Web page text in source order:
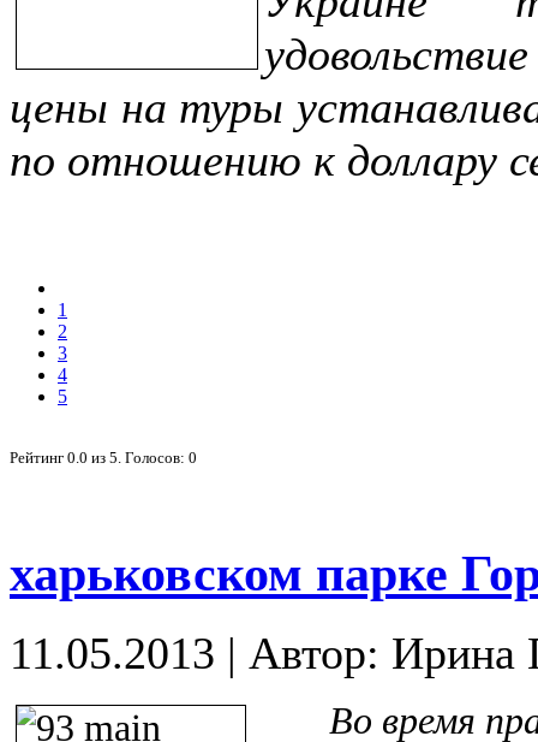
цены на туры
по отношению к доллару
1
2
3
4
5
Рейтинг 0.0 из 5 . Голосов: 0
харьковском парке
11.05.2013 | Автор: Ирина
Во время